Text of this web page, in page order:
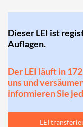
Dieser LEI ist
Auflagen.
Der LEI läuft in
uns und
informieren Sie
LEI